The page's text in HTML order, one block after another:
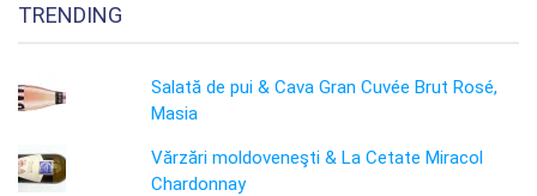
TRENDING
Salată de pui & Cava Gran Cuvée Brut Rosé,
Masia
Vărzări moldoveneşti & La Cetate Miracol
Chardonnay